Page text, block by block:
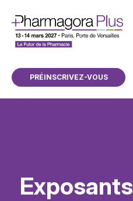
PRÉINSCRIVEZ-VOUS
Exposants